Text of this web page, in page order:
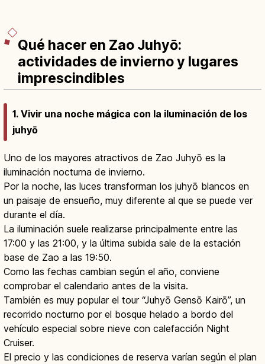
Qué hacer en Zao Juhyō:
actividades de invierno y lugares
imprescindibles
1. Vivir una noche mágica con la iluminación de los
juhyō
Uno de los mayores atractivos de Zao Juhyō es la
iluminación nocturna de invierno.
Por la noche, las luces transforman los juhyō blancos en
un paisaje de ensueño, muy diferente al que se puede ver
durante el día.
La iluminación suele realizarse principalmente entre las
17:00 y las 21:00, y la última subida sale de la estación
base de Zao a las 19:50.
Como las fechas cambian según el año, conviene
comprobar el calendario antes de la visita.
También es muy popular el tour “Juhyō Gensō Kairō”, un
recorrido nocturno por el bosque helado a bordo del
vehículo especial sobre nieve con calefacción Night
Cruiser.
El precio y las condiciones de reserva varían según el plan